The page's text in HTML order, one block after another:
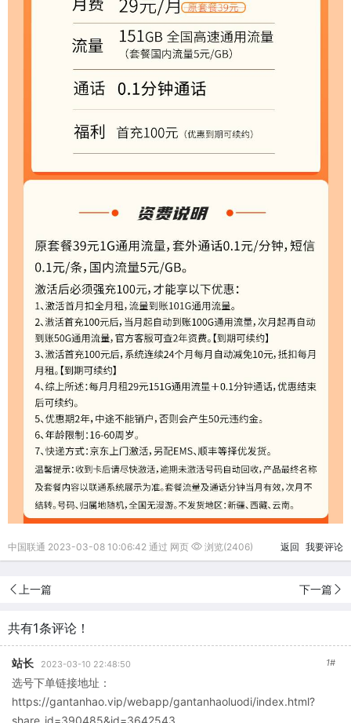
中国联通 2023-03-08 10:06:42 通过 网页 浏览(2406) 返回 我要评论
上一篇 下一篇
共有1条评论！
站长 2023-03-10 22:48:50 1#
选号下单链接地址：
https://gantanhao.vip/webapp/gantanhaoluodi/index.html?
share_id=390485&id=3642543